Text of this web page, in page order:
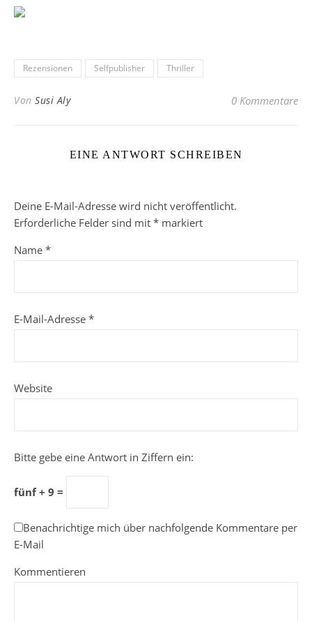
Rezensionen Selfpublisher Thriller
Von Susi Aly 0 Kommentare
EINE ANTWORT SCHREIBEN
Deine E-Mail-Adresse wird nicht veröffentlicht.
Erforderliche Felder sind mit * markiert
Name *
E-Mail-Adresse *
Website
Bitte gebe eine Antwort in Ziffern ein:
fünf + 9 =
Benachrichtige mich über nachfolgende Kommentare per
E-Mail
Kommentieren